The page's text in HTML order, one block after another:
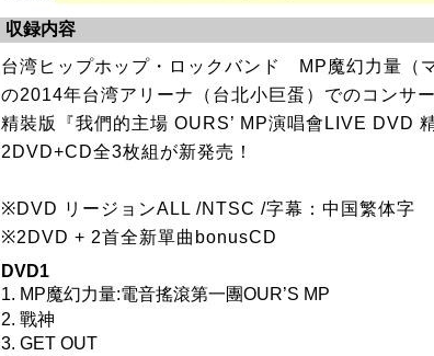
収録内容
台湾ヒップホップ・ロックバンド MP魔幻力量（
の2014年台湾アリーナ（台北小巨蛋）でのコンサ
精裝版『我們的主場 OURS’ MP演唱會LIVE DVD
2DVD+CD全3枚組が新発売！
※DVD リージョンALL /NTSC /字幕：中国繁体字
※2DVD + 2首全新單曲bonusCD
DVD1
1. MP魔幻力量:電音搖滾第一團OUR’S MP
2. 戰神
3. GET OUT